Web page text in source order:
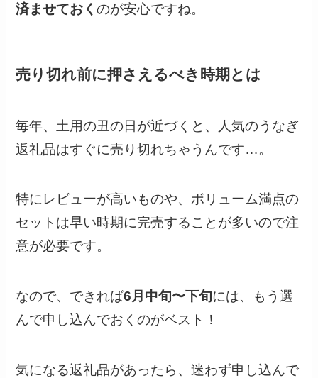
済ませておくのが安心ですね。
売り切れ前に押さえるべき時期とは
毎年、土用の丑の日が近づくと、人気のうなぎ
返礼品はすぐに売り切れちゃうんです…。
特にレビューが高いものや、ボリューム満点の
セットは早い時期に完売することが多いので注
意が必要です。
なので、できれば6月中旬〜下旬には、もう選
んで申し込んでおくのがベスト！
気になる返礼品があったら、迷わず申し込んで